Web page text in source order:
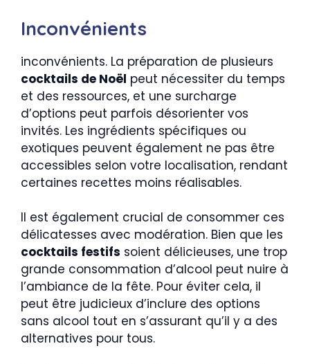
Inconvénients
inconvénients. La préparation de plusieurs
cocktails de Noël peut nécessiter du temps
et des ressources, et une surcharge
d’options peut parfois désorienter vos
invités. Les ingrédients spécifiques ou
exotiques peuvent également ne pas être
accessibles selon votre localisation, rendant
certaines recettes moins réalisables.
Il est également crucial de consommer ces
délicatesses avec modération. Bien que les
cocktails festifs soient délicieuses, une trop
grande consommation d’alcool peut nuire à
l’ambiance de la fête. Pour éviter cela, il
peut être judicieux d’inclure des options
sans alcool tout en s’assurant qu’il y a des
alternatives pour tous.